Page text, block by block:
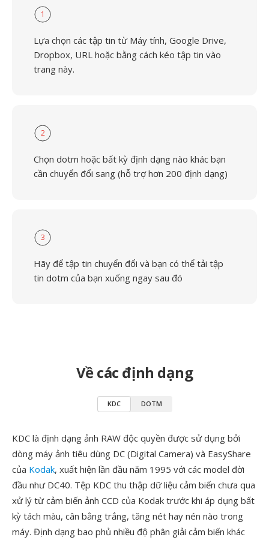
1
Lựa chọn các tập tin từ Máy tính, Google Drive,
Dropbox, URL hoặc bằng cách kéo tập tin vào
trang này.
2
Chọn dotm hoặc bất kỳ định dạng nào khác bạn
cần chuyển đổi sang (hỗ trợ hơn 200 định dạng)
3
Hãy để tập tin chuyển đổi và bạn có thể tải tập
tin dotm của bạn xuống ngay sau đó
Về các định dạng
KDC DOTM
KDC là định dạng ảnh RAW độc quyền được sử dụng bởi
dòng máy ảnh tiêu dùng DC (Digital Camera) và EasyShare
của Kodak, xuất hiện lần đầu năm 1995 với các model đời
đầu như DC40. Tệp KDC thu thập dữ liệu cảm biến chưa qua
xử lý từ cảm biến ảnh CCD của Kodak trước khi áp dụng bất
kỳ tách màu, cân bằng trắng, tăng nét hay nén nào trong
máy. Định dạng bao phủ nhiều độ phân giải cảm biến khác